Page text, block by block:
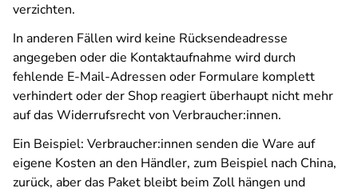
verzichten.
In anderen Fällen wird keine Rücksendeadresse
angegeben oder die Kontaktaufnahme wird durch
fehlende E-Mail-Adressen oder Formulare komplett
verhindert oder der Shop reagiert überhaupt nicht mehr
auf das Widerrufsrecht von Verbraucher:innen.
Ein Beispiel: Verbraucher:innen senden die Ware auf
eigene Kosten an den Händler, zum Beispiel nach China,
zurück, aber das Paket bleibt beim Zoll hängen und